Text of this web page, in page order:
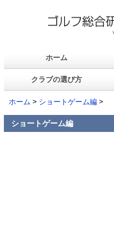
ホーム
クラブの選び方
ホーム > ショートゲーム編 >
ショートゲーム編